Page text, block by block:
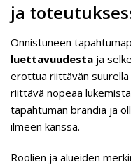
ja
Onnistuneen
luettavuudesta ja
erottua riittävän
riittävä nopeaa
tapahtuman brändiä ja
ilmeen kanssa.
Roolien ja alueiden